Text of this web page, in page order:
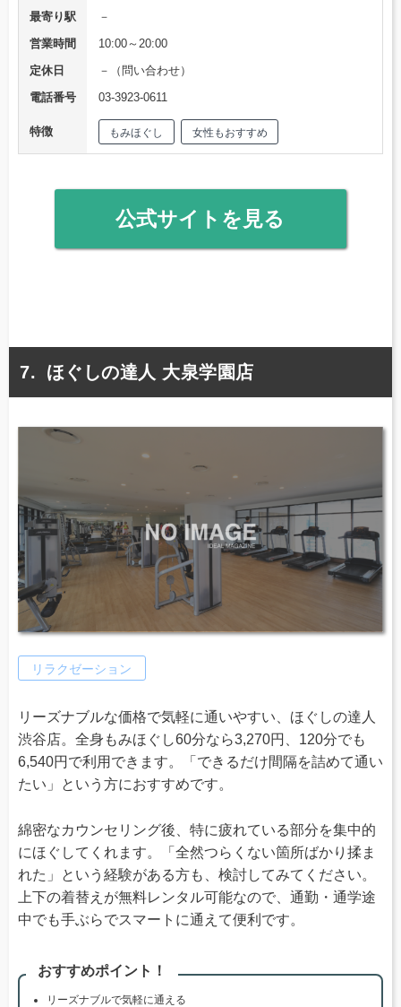
最寄り駅
－
営業時間
10:00～20:00
定休日
－（問い合わせ）
電話番号
03-3923-0611
特徴 もみほぐし 女性もおすすめ
公式サイトを見る
ほぐしの達人 大泉学園店
リラクゼーション
リーズナブルな価格で気軽に通いやすい、ほぐしの達人
渋谷店。全身もみほぐし60分なら3,270円、120分でも
6,540円で利用できます。「できるだけ間隔を詰めて通い
たい」という方におすすめです。
綿密なカウンセリング後、特に疲れている部分を集中的
にほぐしてくれます。「全然つらくない箇所ばかり揉ま
れた」という経験がある方も、検討してみてください。
上下の着替えが無料レンタル可能なので、通勤・通学途
中でも手ぶらでスマートに通えて便利です。
おすすめポイント！
リーズナブルで気軽に通える